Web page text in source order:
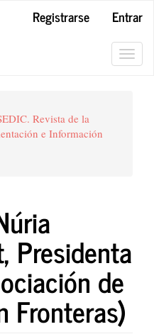
Registrarse
Entrar
Revista de la
e Información
Presidenta
de
Fronteras)